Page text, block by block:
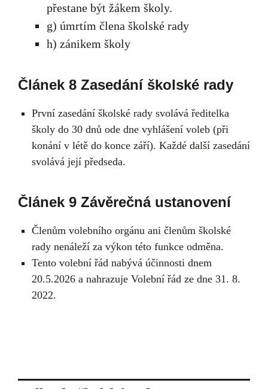
přestane být žákem školy.
g) úmrtím člena školské rady
h) zánikem školy
Článek 8 Zasedání školské rady
První zasedání školské rady svolává ředitelka
školy do 30 dnů ode dne vyhlášení voleb (při
konání v létě do konce září). Každé další zasedání
svolává její předseda.
Článek 9 Závěrečná ustanovení
Členům volebního orgánu ani členům školské
rady nenáleží za výkon této funkce odměna.
Tento volební řád nabývá účinnosti dnem
20.5.2026 a nahrazuje Volební řád ze dne 31. 8.
2022.